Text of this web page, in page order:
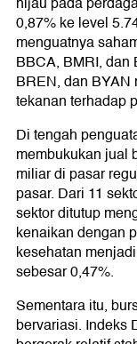
0,87% ke level
menguatnya
BBCA, BMRI, dan
BREN, dan BYAN
tekanan terhadap
Di tengah
membukukan jual
miliar di pasar
pasar. Dari 11
sektor ditutup
kenaikan dengan
kesehatan
sebesar 0,47%.
Sementara itu,
bervariasi. Indeks